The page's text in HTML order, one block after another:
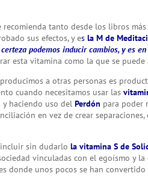
tanto desde los libros
sus efectos, y esla M de
podemos inducir cambios, y es
esta vitamina como la que se
a otras personas es
cuando necesitamos usar las
y haciendo uso delPerdón para poder
en vez de crear
sin dudarlo la vitamina S de
vinculadas con el egoísmo y
donde unos pocos se han